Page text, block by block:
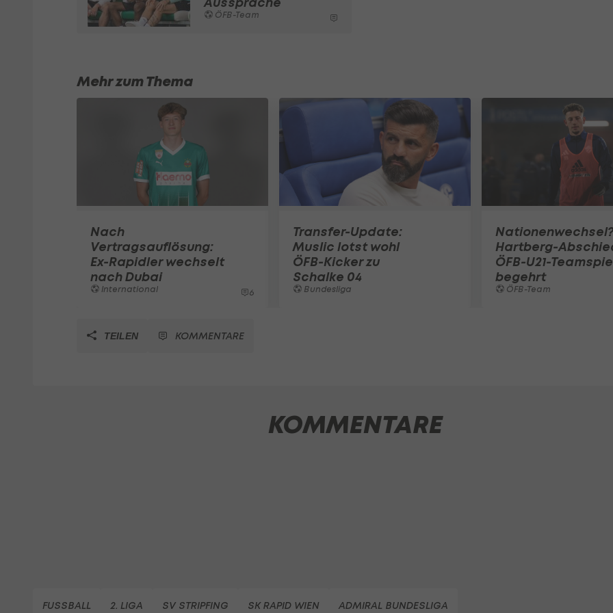
ÖFB-Team
Mehr zum Thema
Nach
Vertragsauflösung:
Ex-Rapidler wechselt
nach Dubai
International 6
Transfer-Update:
Muslic lotst wohl
ÖFB-Kicker zu
Schalke 04
Bundesliga
Nationenwechsel?
Hartberg-
ÖFB-U21-
begehrt
ÖFB-Team
TEILEN KOMMENTARE
KOMMENTARE
FUSSBALL 2. LIGA SV STRIPFING SK RAPID WIEN ADMIRAL BUNDESLIGA